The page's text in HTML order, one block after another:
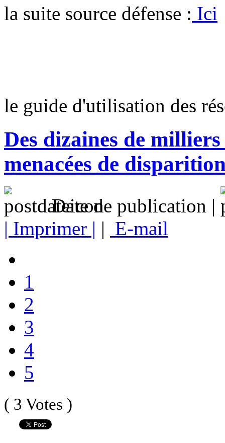
la suite source défense : Ici
le guide d'utilisation des
Des dizaines de
menacées de
Date de publication |
| Imprimer | | E-mail
1
2
3
4
5
( 3 Votes )